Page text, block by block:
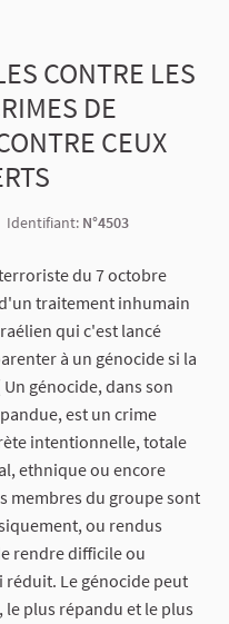
CONTRE LES
DE
CEUX
Identifiant: N°4503
du 7 octobre
traitement inhumain
qui c'est lancé
à un génocide si la
génocide, dans son
est un crime
intentionnelle, totale
ethnique ou encore
membres du groupe sont
ou rendus
rendre difficile ou
réduit. Le génocide peut
plus répandu et le plus